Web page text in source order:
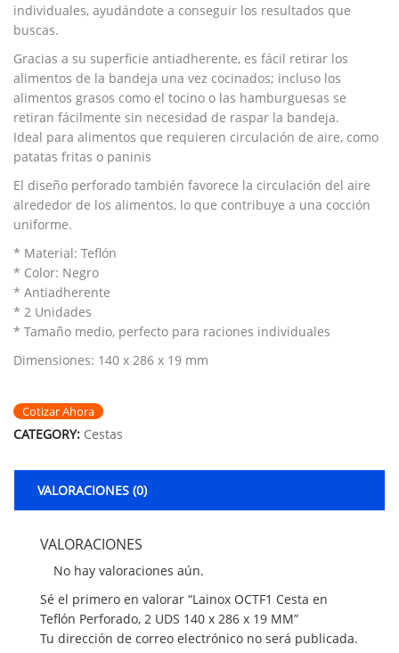
individuales, ayudándote a conseguir los resultados que
buscas.
Gracias a su superficie antiadherente, es fácil retirar los
alimentos de la bandeja una vez cocinados; incluso los
alimentos grasos como el tocino o las hamburguesas se
retiran fácilmente sin necesidad de raspar la bandeja.
Ideal para alimentos que requieren circulación de aire, como
patatas fritas o paninis
El diseño perforado también favorece la circulación del aire
alrededor de los alimentos, lo que contribuye a una cocción
uniforme.
* Material: Teflón
* Color: Negro
* Antiadherente
* 2 Unidades
* Tamaño medio, perfecto para raciones individuales
Dimensiones: 140 x 286 x 19 mm
Cotizar Ahora
CATEGORY: Cestas
VALORACIONES (0)
VALORACIONES
No hay valoraciones aún.
Sé el primero en valorar “Lainox OCTF1 Cesta en
Teflón Perforado, 2 UDS 140 x 286 x 19 MM”
Tu dirección de correo electrónico no será publicada.